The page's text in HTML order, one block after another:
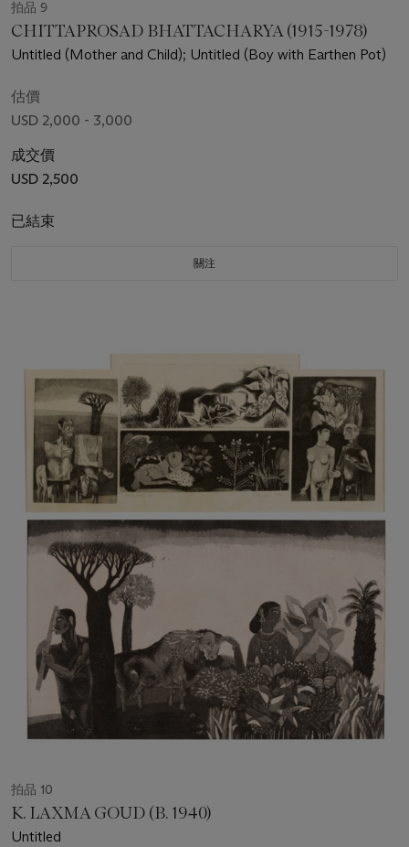
拍品 9
CHITTAPROSAD BHATTACHARYA (1915-1978)
Untitled (Mother and Child); Untitled (Boy with Earthen Pot)
估價
USD 2,000 - 3,000
成交價
USD 2,500
已結束
關注
拍品 10
K. LAXMA GOUD (B. 1940)
Untitled